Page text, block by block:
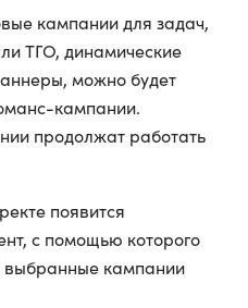
кампании для задач,
ТГО, динамические
можно будет
кампании.
продолжат работать
появится
с помощью которого
выбранные кампании